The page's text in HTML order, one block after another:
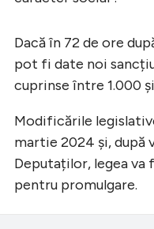
Dacă în 72 de ore
pot fi date noi
cuprinse între 1.000
Modificările
martie 2024 și, după
Deputaților, legea
pentru promulgare.